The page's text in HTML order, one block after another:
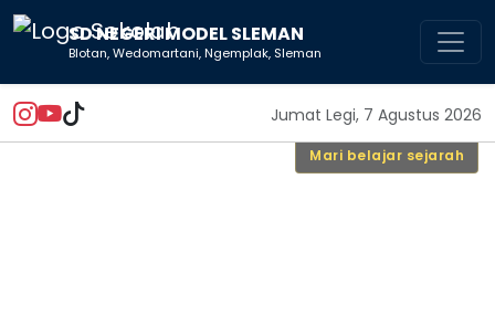
SD NEGERI MODEL SLEMAN
Blotan, Wedomartani, Ngemplak, Sleman
Jumat Legi, 7 Agustus 2026
Mari belajar sejarah